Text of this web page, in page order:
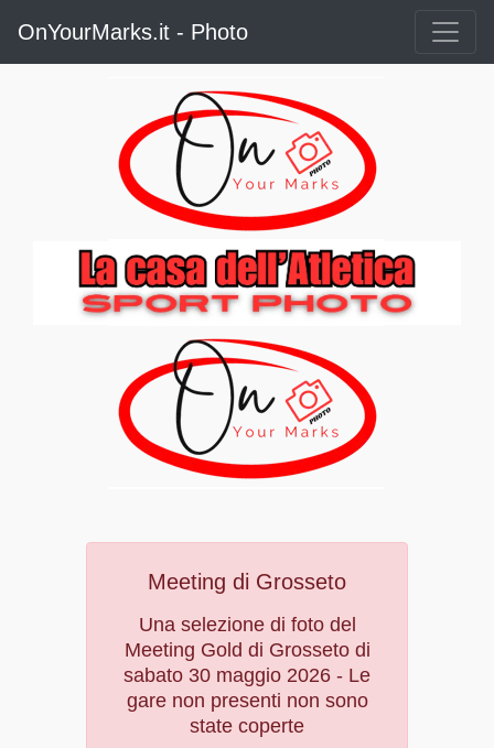
OnYourMarks.it - Photo
Meeting di Grosseto
Una selezione di foto del
Meeting Gold di Grosseto di
sabato 30 maggio 2026 - Le
gare non presenti non sono
state coperte